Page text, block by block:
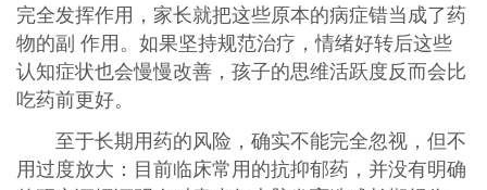
完全发挥作用，家长就把这些原本的病症错当成了药
物的副 作用。如果坚持规范治疗，情绪好转后这些
认知症状也会慢慢改善，孩子的思维活跃度反而会比
吃药前更好。
至于长期用药的风险，确实不能完全忽视，但不
用过度放大：目前临床常用的抗抑郁药，并没有明确